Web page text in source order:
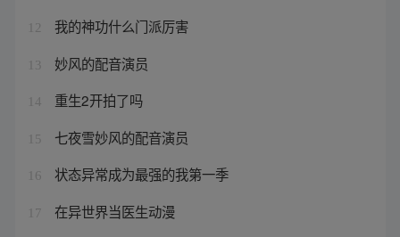
12 我的神功什么门派厉害
13 妙风的配音演员
14 重生2开拍了吗
15 七夜雪妙风的配音演员
16 状态异常成为最强的我第一季
17 在异世界当医生动漫